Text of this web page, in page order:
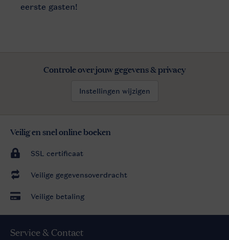
eerste gasten!
Controle over jouw gegevens & privacy
Instellingen wijzigen
Veilig en snel online boeken
SSL certificaat
Veilige gegevensoverdracht
Veilige betaling
Service & Contact